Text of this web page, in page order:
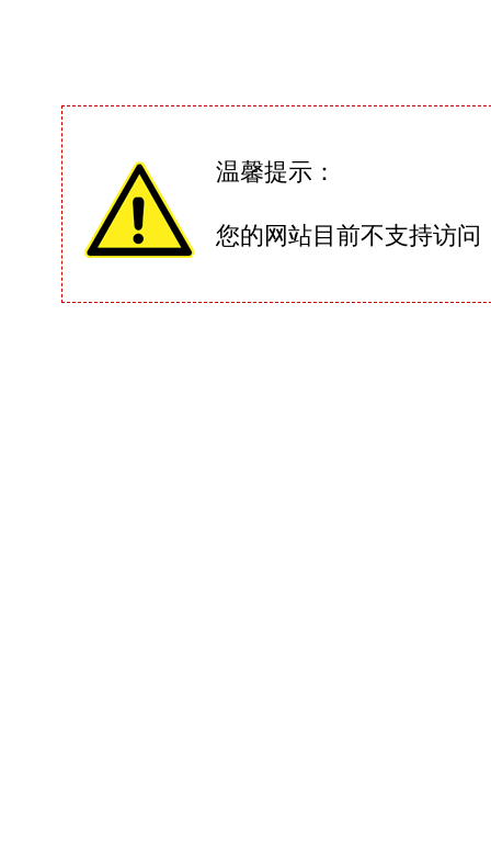
温馨提示：
您的网站目前不支持访